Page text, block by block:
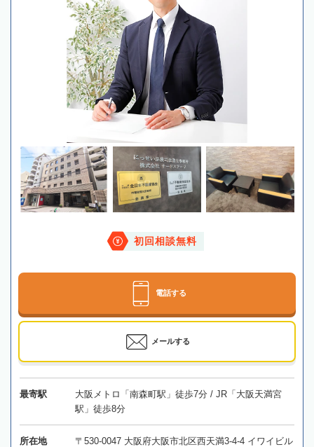
初回相談無料
電話する
メールする
最寄駅
大阪メトロ「南森町駅」徒歩7分 / JR「大阪天満宮
駅」徒歩8分
所在地
〒530-0047 大阪府大阪市北区西天満3-4-4 イワイビル